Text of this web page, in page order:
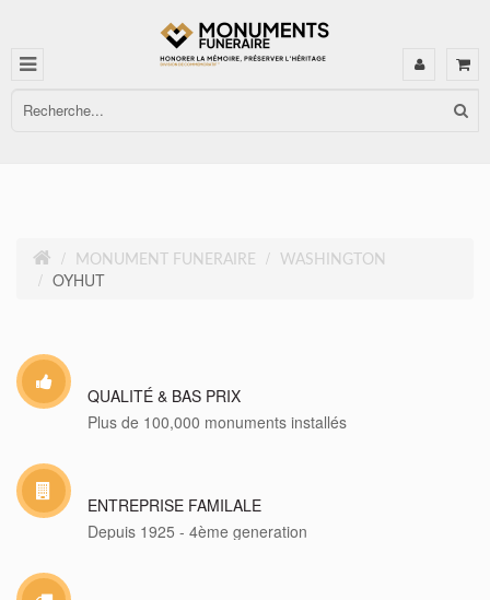
MONUMENT FUNERAIRE WASHINGTON
OYHUT
QUALITÉ & BAS PRIX
Plus de 100,000 monuments installés
ENTREPRISE FAMILALE
Depuis 1925 - 4ème generation